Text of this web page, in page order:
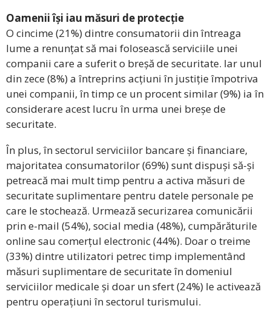
Oamenii își iau măsuri de protecție
O cincime (21%) dintre consumatorii din întreaga
lume a renunțat să mai folosească serviciile unei
companii care a suferit o breșă de securitate. Iar unul
din zece (8%) a întreprins acțiuni în justiție împotriva
unei companii, în timp ce un procent similar (9%) ia în
considerare acest lucru în urma unei breșe de
securitate.
În plus, în sectorul serviciilor bancare și financiare,
majoritatea consumatorilor (69%) sunt dispuși să-și
petreacă mai mult timp pentru a activa măsuri de
securitate suplimentare pentru datele personale pe
care le stochează. Urmează securizarea comunicării
prin e-mail (54%), social media (48%), cumpărăturile
online sau comerțul electronic (44%). Doar o treime
(33%) dintre utilizatori petrec timp implementând
măsuri suplimentare de securitate în domeniul
serviciilor medicale și doar un sfert (24%) le activează
pentru operațiuni în sectorul turismului.